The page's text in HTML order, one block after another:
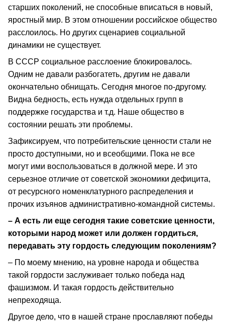
старших поколений, не способные вписаться в новый,
яростный мир. В этом отношении российское общество
расслоилось. Но других сценариев социальной
динамики не существует.
В СССР социальное расслоение блокировалось.
Одним не давали разбогатеть, другим не давали
окончательно обнищать. Сегодня многое по-другому.
Видна бедность, есть нужда отдельных групп в
поддержке государства и т.д. Наше общество в
состоянии решать эти проблемы.
Зафиксируем, что потребительские ценности стали не
просто доступными, но и всеобщими. Пока не все
могут ими воспользоваться в должной мере. И это
серьезное отличие от советской экономики дефицита,
от ресурсного номенклатурного распределения и
прочих изъянов административно-командной системы.
– А есть ли еще сегодня такие советские ценности,
которыми народ может или должен гордиться,
передавать эту гордость следующим поколениям?
– По моему мнению, на уровне народа и общества
такой гордости заслуживает только победа над
фашизмом. И такая гордость действительно
непреходяща.
Другое дело, что в нашей стране прославляют победы